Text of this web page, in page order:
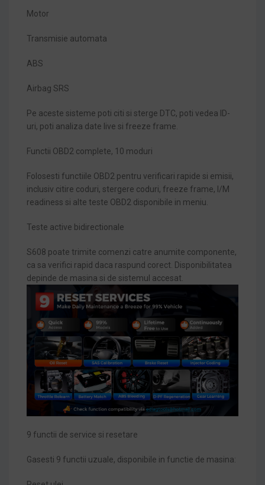
Motor
Transmisie automata
ABS
Airbag SRS
Pe aceste sisteme poti citi si sterge DTC, poti vedea ID-
uri, poti analiza date live si freeze frame.
Functii OBD2 complete, 10 moduri
Folosesti functiile OBD2 pentru verificari rapide si emisii,
inclusiv citire coduri, stergere coduri, freeze frame, I/M
readiness si alte teste OBD2 disponibile in meniu.
Teste active bidirectionale
S608 poate trimite comenzi catre anumite componente,
ca sa verifici rapid daca raspund corect. Disponibilitatea
depinde de masina si de sistemul accesat.
9 functii de service si resetare
Gasesti 9 functii uzuale, disponibile in functie de masina: